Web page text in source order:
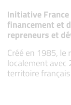
Initiative
financement et
repreneurs et
Créé en 1985,
localement avec
territoire